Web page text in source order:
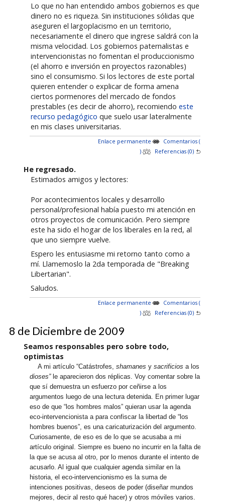
Lo que no han entendido ambos gobiernos es que
dinero no es riqueza. Sin instituciones sólidas que
aseguren el largoplacismo en un territorio,
necesariamente el dinero que ingrese saldrá con la
misma velocidad. Los gobiernos paternalistas e
intervencionistas no fomentan el produccionismo
(el ahorro e inversión en proyectos razonables)
sino el consumismo. Si los lectores de este portal
quieren entender o explicar de forma amena
ciertos pormenores del mercado de fondos
prestables (es decir de ahorro), recomiendoeste
recurso pedagógico que suelo usar lateralmente
en mis clases universitarias.
Enlace permanente
Comentarios (
)
Referencias (0)
He regresado.
Estimados amigos y lectores:
Por acontecimientos locales y desarrollo
personal/profesional había puesto mi atención en
otros proyectos de comunicación. Pero siempre
este ha sido el hogar de los liberales en la red, al
que uno siempre vuelve.
Espero les entusiasme mi retorno tanto como a
mí. Llamemoslo la 2da temporada de "Breaking
Libertarian".
Saludos.
Enlace permanente
Comentarios (
)
Referencias (0)
8 de Diciembre de 2009
Seamos responsables pero sobre todo,
optimistas
A mi artículo “Catástrofes,shamanes ysacrificios a los
dioses” le aparecieron dos réplicas. Voy comentar sobre la
que sí demuestra un esfuerzo por ceñirse a los
argumentos luego de una lectura detenida. En primer lugar
eso de que “los hombres malos” quieran usar la agenda
eco-intervencionista a para confiscar la libertad de “los
hombres buenos”, es una caricaturización del argumento.
Curiosamente, de eso es de lo que se acusaba a mi
artículo original. Siempre es bueno no incurrir en la falta de
la que se acusa al otro, por lo menos durante el intento de
acusarlo. Al igual que cualquier agenda similar en la
historia, el eco-intervencionismo es la suma de
intenciones positivas, deseos de poder (diseñar mundos
mejores, decir al resto qué hacer) y otros móviles varios.